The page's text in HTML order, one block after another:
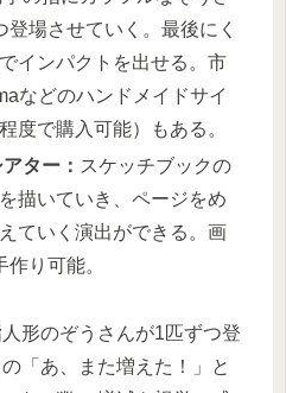
登場させていく。最後にく
インパクトを出せる。市
などのハンドメイドサイ
度で購入可能）もある。
ター： スケッチブックの
描いていき、ページをめ
ていく演出ができる。画
り可能。
形のぞうさんが1匹ずつ登
「あ、また増えた！」と